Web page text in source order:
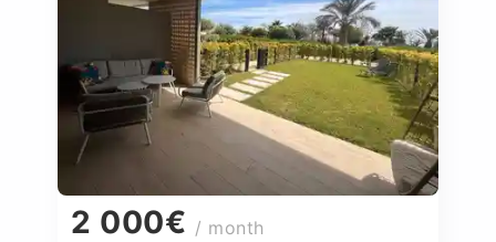
2 000€ / month